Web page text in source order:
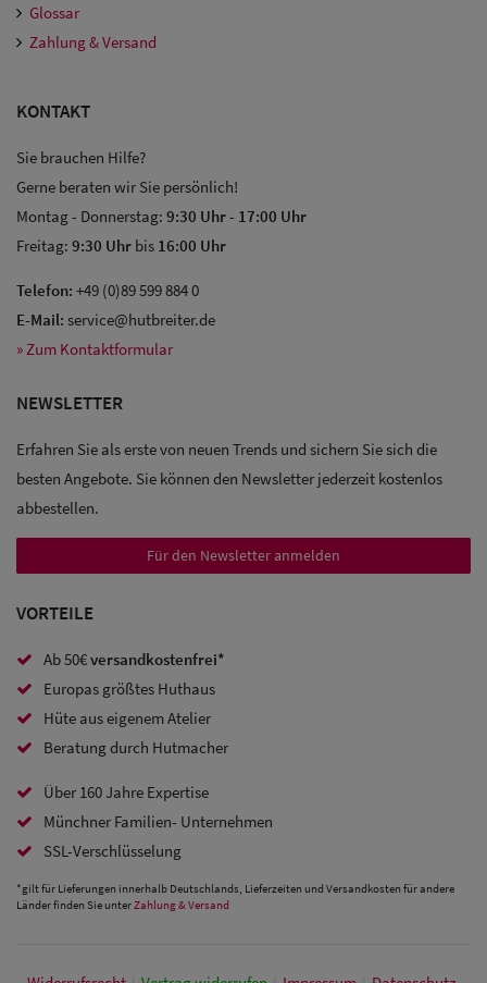
Sale: Caps
Caps
Sale:
Caps
Sale: Caps
mit
Glossar
Zahlung & Versand
KONTAKT
Sie brauchen Hilfe?
Gerne beraten wir Sie persönlich!
Montag - Donnerstag: 9:30 Uhr- 17:00 Uhr
Freitag: 9:30 Uhr bis 16:00 Uhr
Telefon: +49 (0)89 599 884 0
E-Mail: service@hutbreiter.de
» Zum Kontaktformular
NEWSLETTER
Erfahren Sie als erste von neuen Trends und sichern Sie sich die
besten Angebote. Sie können den Newsletter jederzeit kostenlos
abbestellen.
Für den Newsletter anmelden
VORTEILE
Ab 50€versandkostenfrei*
Europas größtes Huthaus
Hüte aus eigenem Atelier
Beratung durch Hutmacher
Über 160 Jahre Expertise
Münchner Familien- Unternehmen
SSL-Verschlüsselung
*gilt für Lieferungen innerhalb Deutschlands, Lieferzeiten und Versandkosten für andere
Länder finden Sie unterZahlung & Versand